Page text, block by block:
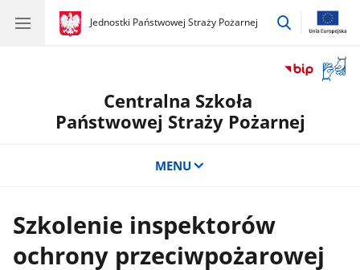
gov.pl
Jednostki Państwowej Straży Pożarnej
gov.pl
Jednostki
przejdź
okno
Centralna Szkoła
Państwowej Straży Pożarnej
MENU
Szkolenie inspektorów
ochrony przeciwpożarowej